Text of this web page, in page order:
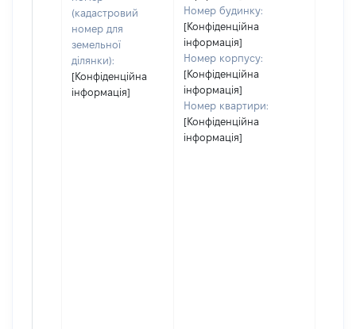
(кадастровий
номер для
земельної
ділянки):
[Конфіденційна
інформація]
Номер будинку:
[Конфіденційна
інформація]
Номер корпусу:
[Конфіденційна
інформація]
Номер квартири:
[Конфіденційна
інформація]